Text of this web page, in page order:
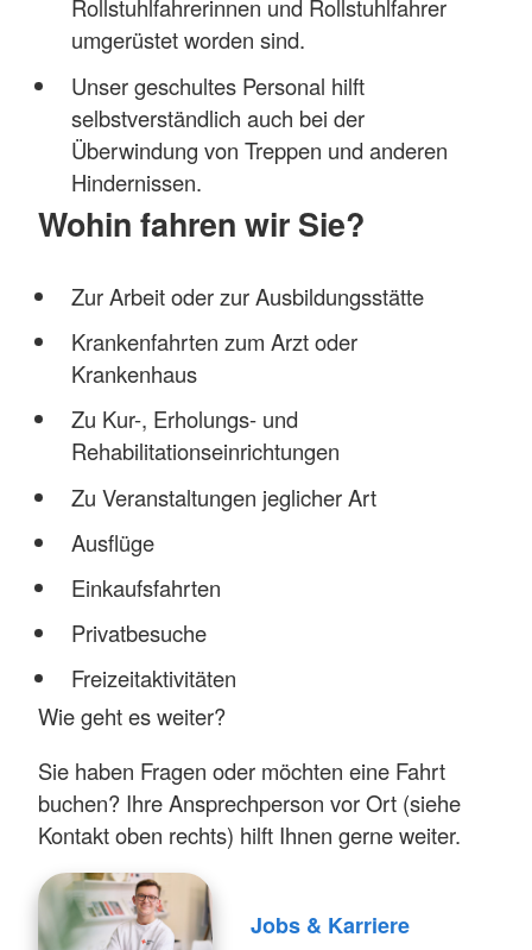
Rollstuhlfahrerinnen und Rollstuhlfahrer
umgerüstet worden sind.
Unser geschultes Personal hilft
selbstverständlich auch bei der
Überwindung von Treppen und anderen
Hindernissen.
Wohin fahren wir Sie?
Zur Arbeit oder zur Ausbildungsstätte
Krankenfahrten zum Arzt oder
Krankenhaus
Zu Kur-, Erholungs- und
Rehabilitationseinrichtungen
Zu Veranstaltungen jeglicher Art
Ausflüge
Einkaufsfahrten
Privatbesuche
Freizeitaktivitäten
Wie geht es weiter?
Sie haben Fragen oder möchten eine Fahrt
buchen? Ihre Ansprechperson vor Ort (siehe
Kontakt oben rechts) hilft Ihnen gerne weiter.
Jobs & Karriere